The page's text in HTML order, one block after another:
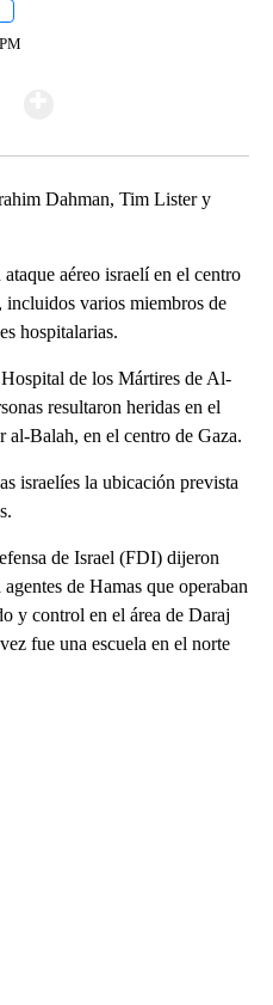
Dahman, Tim Lister y
aéreo israelí en el centro
incluidos varios miembros de
hospitalarias.
de los Mártires de Al-
resultaron heridas en el
al-Balah, en el centro de Gaza.
israelíes la ubicación prevista
de Israel (FDI) dijeron
de Hamas que operaban
y control en el área de Daraj
fue una escuela en el norte